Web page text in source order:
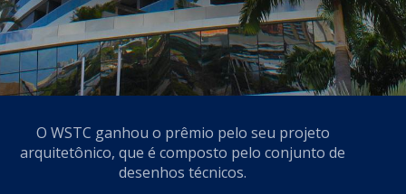
O WSTC ganhou o prêmio pelo seu projeto
arquitetônico, que é composto pelo conjunto de
desenhos técnicos.